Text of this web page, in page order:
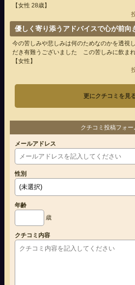
【女性 28歳】
優しく寄り添うアドバイスで心が前向
今の苦しみや悲しみは何のためなのかを透視
だき有難うございました この苦しみに飲ま
【女性】
更にクチコミを見
クチコミ投稿フォー
メールアドレス
性別
年齢
歳
クチコミ内容